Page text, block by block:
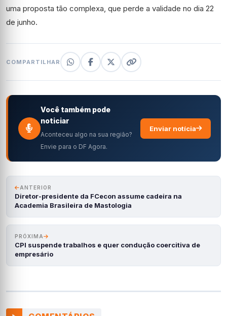
uma proposta tão complexa, que perde a validade no dia 22
de junho.
COMPARTILHAR
Você também pode
noticiar
Aconteceu algo na sua região?
Envie para o DF Agora.
Enviar notícia
ANTERIOR
Diretor-presidente da FCecon assume cadeira na
Academia Brasileira de Mastologia
PRÓXIMA
CPI suspende trabalhos e quer condução coercitiva de
empresário